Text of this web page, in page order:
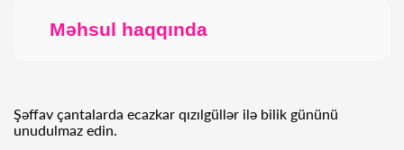
Məhsul haqqında
Şəffav çantalarda ecazkar qızılgüllər ilə bilik gününü
unudulmaz edin.